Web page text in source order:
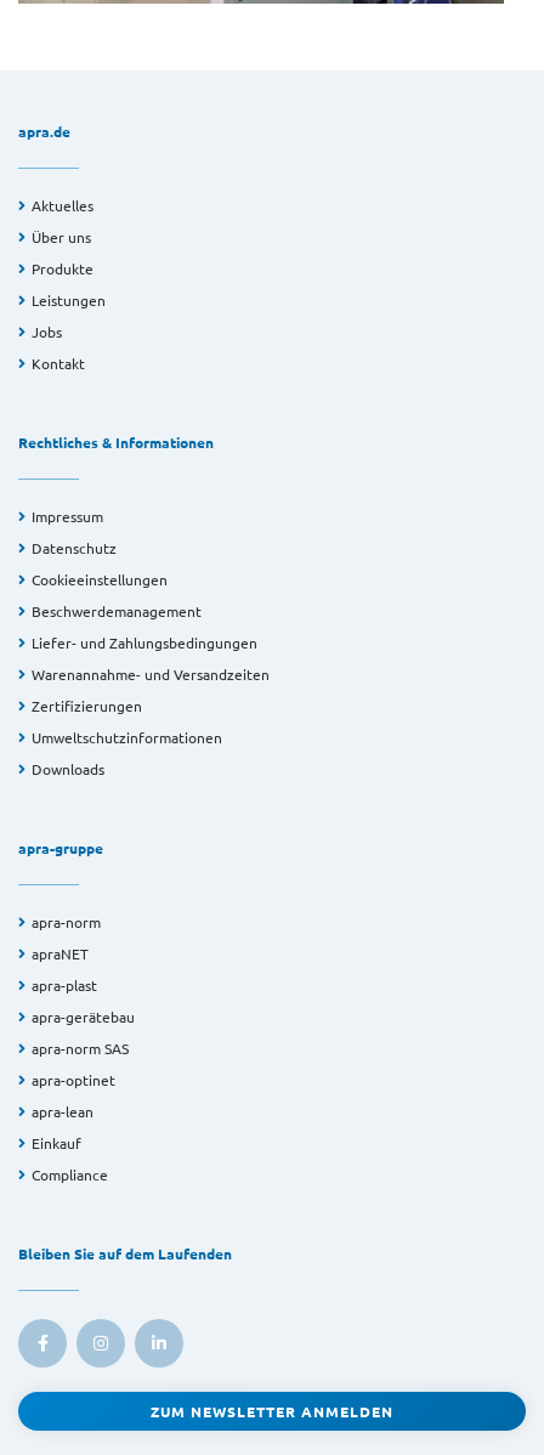
apra.de
Aktuelles
Über uns
Produkte
Leistungen
Jobs
Kontakt
Rechtliches & Informationen
Impressum
Datenschutz
Cookieeinstellungen
Beschwerdemanagement
Liefer- und Zahlungsbedingungen
Warenannahme- und Versandzeiten
Zertifizierungen
Umweltschutzinformationen
Downloads
apra-gruppe
apra-norm
apraNET
apra-plast
apra-gerätebau
apra-norm SAS
apra-optinet
apra-lean
Einkauf
Compliance
Bleiben Sie auf dem Laufenden
ZUM NEWSLETTER ANMELDEN